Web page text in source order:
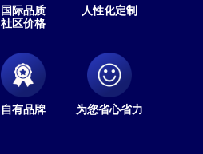
国际品质
社区价格
人性化定制
自有品牌 为您省心省力